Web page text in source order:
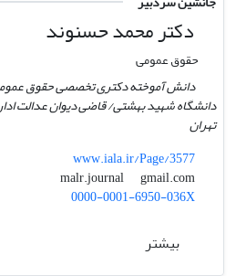
دکتر محمد حسنوند
حقوق عمومی
دانش آموخته دکتری تخصصی حقوق
دانشگاه شهید بهشتی/ قاضی دیوان عدالت
تهران
www.iala.ir/Page/3577
malr.journal
gmail.com
0000-0001-6950-036X
بیشتر